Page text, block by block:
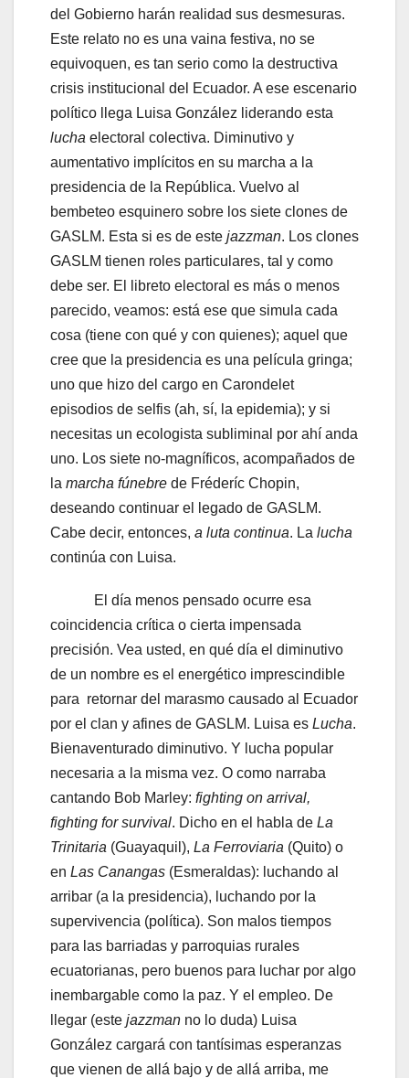
del Gobierno harán realidad sus desmesuras.
Este relato no es una vaina festiva, no se
equivoquen, es tan serio como la destructiva
crisis institucional del Ecuador. A ese escenario
político llega Luisa González liderando esta
lucha electoral colectiva. Diminutivo y
aumentativo implícitos en su marcha a la
presidencia de la República. Vuelvo al
bembeteo esquinero sobre los siete clones de
GASLM. Esta si es de este jazzman. Los clones
GASLM tienen roles particulares, tal y como
debe ser. El libreto electoral es más o menos
parecido, veamos: está ese que simula cada
cosa (tiene con qué y con quienes); aquel que
cree que la presidencia es una película gringa;
uno que hizo del cargo en Carondelet
episodios de selfis (ah, sí, la epidemia); y si
necesitas un ecologista subliminal por ahí anda
uno. Los siete no-magníficos, acompañados de
la marcha fúnebre de Fréderíc Chopin,
deseando continuar el legado de GASLM.
Cabe decir, entonces, a luta continua. La lucha
continúa con Luisa.
El día menos pensado ocurre esa
coincidencia crítica o cierta impensada
precisión. Vea usted, en qué día el diminutivo
de un nombre es el energético imprescindible
para retornar del marasmo causado al Ecuador
por el clan y afines de GASLM. Luisa es Lucha.
Bienaventurado diminutivo. Y lucha popular
necesaria a la misma vez. O como narraba
cantando Bob Marley: fighting on arrival,
fighting for survival. Dicho en el habla de La
Trinitaria (Guayaquil), La Ferroviaria (Quito) o
en Las Canangas (Esmeraldas): luchando al
arribar (a la presidencia), luchando por la
supervivencia (política). Son malos tiempos
para las barriadas y parroquias rurales
ecuatorianas, pero buenos para luchar por algo
inembargable como la paz. Y el empleo. De
llegar (este jazzman no lo duda) Luisa
González cargará con tantísimas esperanzas
que vienen de allá bajo y de allá arriba, me